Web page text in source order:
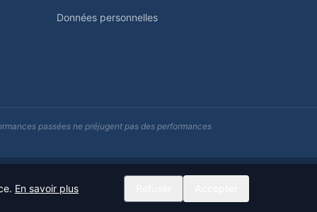
Données personnelles
passées ne préjugent pas des performances
Données actualisées quotidiennement
En savoir plus